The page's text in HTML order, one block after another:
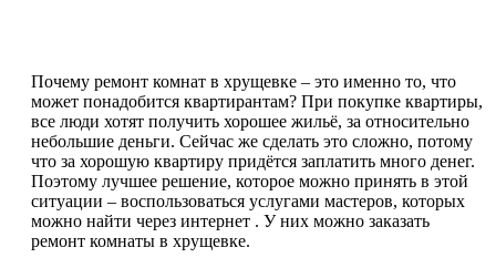
Почему ремонт комнат в хрущевке – это именно то, что
может понадобится квартирантам? При покупке квартиры,
все люди хотят получить хорошее жильё, за относительно
небольшие деньги. Сейчас же сделать это сложно, потому
что за хорошую квартиру придётся заплатить много денег.
Поэтому лучшее решение, которое можно принять в этой
ситуации – воспользоваться услугами мастеров, которых
можно найти через интернет . У них можно заказать
ремонт комнаты в хрущевке.